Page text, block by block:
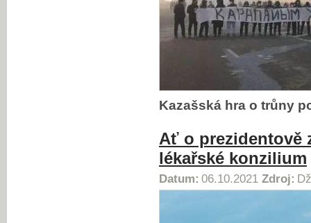
Kazašská hra o trůny
Ať o prezidentově
lékařské konzilium
Datum: 06.10.2021 Zdroj: